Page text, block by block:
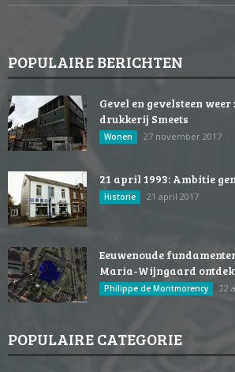
POPULAIRE BERICHTEN
Gevel en gevelsteen
drukkerij Smeets
Wonen 27 november 2017
21 april 1993: Ambitie
Historie 21 april 2017
Eeuwenoude
Maria-Wijngaard
Philippe de Montmorency 22
POPULAIRE CATEGORIE